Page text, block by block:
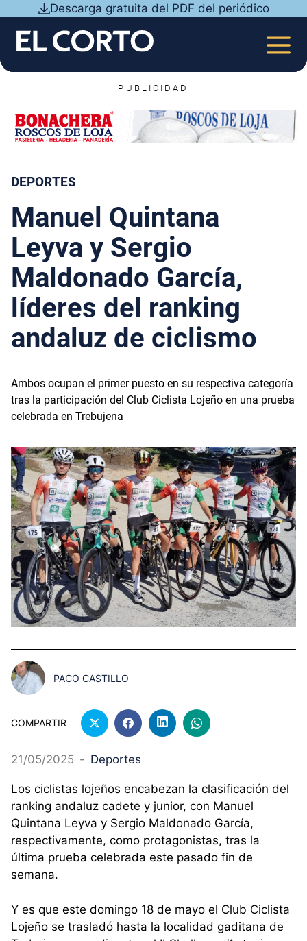
contenido
Descarga gratuita del PDF del periódico
PUBLICIDAD
DEPORTES
Manuel Quintana
Leyva y Sergio
Maldonado García,
líderes del ranking
andaluz de ciclismo
Ambos ocupan el primer puesto en su respectiva categoría
tras la participación del Club Ciclista Lojeño en una prueba
celebrada en Trebujena
PACO CASTILLO
COMPARTIR
21/05/2025 - Deportes
Los ciclistas lojeños encabezan la clasificación del
ranking andaluz cadete y junior, con Manuel
Quintana Leyva y Sergio Maldonado García,
respectivamente, como protagonistas, tras la
última prueba celebrada este pasado fin de
semana.
Y es que este domingo 18 de mayo el Club Ciclista
Lojeño se trasladó hasta la localidad gaditana de